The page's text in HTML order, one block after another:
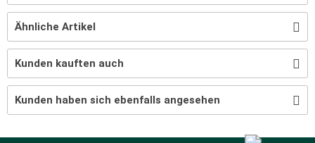
Ähnliche Artikel
Kunden kauften auch
Kunden haben sich ebenfalls angesehen